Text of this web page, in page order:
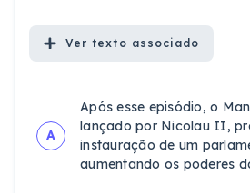
Ver texto associado
A
Após esse episódio, o
lançado por Nicolau II,
instauração de um
aumentando os poderes